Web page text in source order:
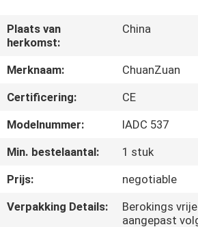
ONGEVEER
ONS
FABRIEKSREIS
CONTACTEER
ONS
Reserved.
Plaats van
herkomst:
China
Merknaam:
ChuanZuan
Certificering:
CE
Modelnummer:
IADC 537
Min. bestelaantal:
1 stuk
Prijs:
negotiable
Verpakking Details:
Berokings
aangepast